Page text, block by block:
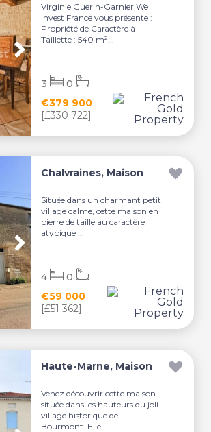
Virginie Guerin-Garnier We
Invest France vous présente :
Propriété de Caractère à
Taillette : 540 m²...
€379 900
[£330 722]
3 0
Chalvraines, Maison
Située dans un charmant petit
village calme, cette maison en
pierre de taille au caractère
atypique ...
€59 000
[£51 362]
4 0
Haute-Marne, Maison
Venez découvrir cette maison
située dans les hauteurs du joli
village historique de
Bourmont. Elle ...